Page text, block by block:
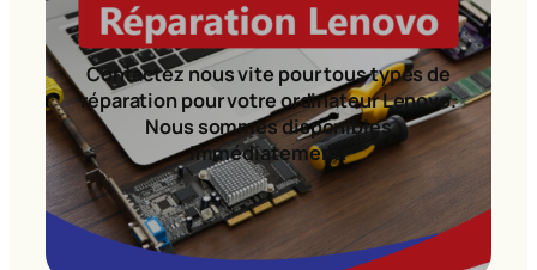
Contactez nous vite pour tous types de
réparation pour votre ordinateur Lenovo.
Nous sommes disponibles
immédiatement!